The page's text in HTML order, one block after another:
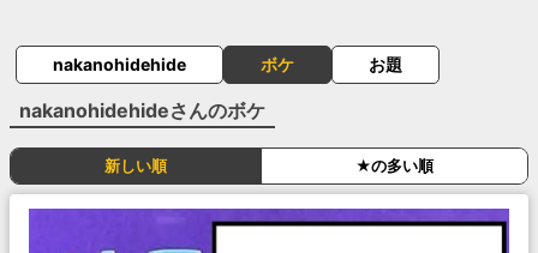
nakanohidehide ボケ お題
nakanohidehideさんのボケ
新しい順 ★の多い順